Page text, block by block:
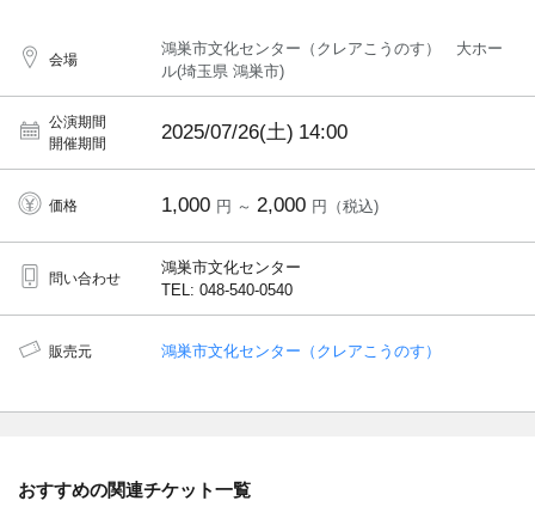
会場
鴻巣市文化センター（クレアこうのす） 大ホー
ル(埼玉県 鴻巣市)
公演期間
開催期間
2025/07/26(土) 14:00
価格 1,000 円 ～ 2,000 円（税込)
問い合わせ
鴻巣市文化センター
TEL: 048-540-0540
販売元 鴻巣市文化センター（クレアこうのす）
おすすめの関連チケット一覧